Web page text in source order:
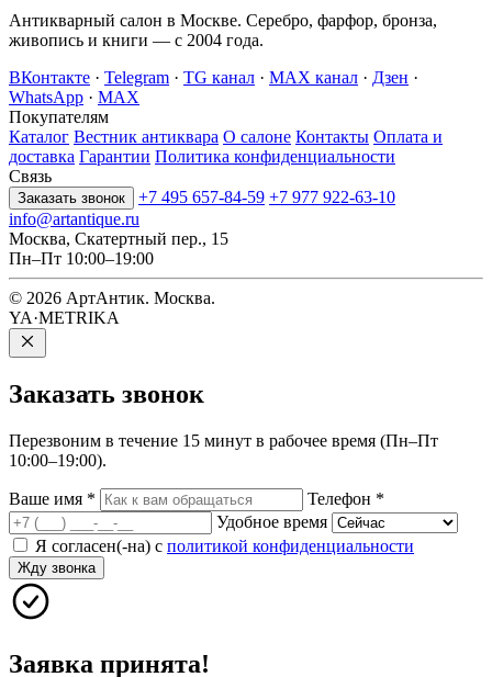
Антикварный салон в Москве. Серебро, фарфор, бронза,
живопись и книги — с 2004 года.
ВКонтакте · Telegram · TG канал · MAX канал · Дзен ·
WhatsApp · MAX
Покупателям
Каталог Вестник антиквара О салоне Контакты Оплата и
доставка Гарантии Политика конфиденциальности
Связь
Заказать звонок +7 495 657-84-59 +7 977 922-63-10
info@artantique.ru
Москва, Скатертный пер., 15
Пн–Пт 10:00–19:00
© 2026 АртАнтик. Москва.
YA·METRIKA
Заказать звонок
Перезвоним в течение 15 минут в рабочее время (Пн–Пт
10:00–19:00).
Ваше имя * Телефон *
Удобное время
Я согласен(-на) с политикой конфиденциальности
Жду звонка
Заявка принята!